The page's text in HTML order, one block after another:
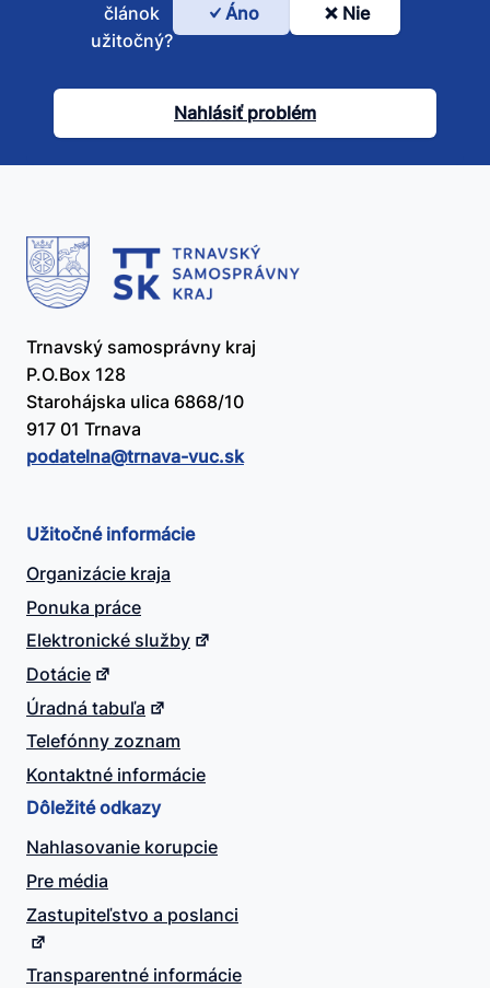
Bol
článok
užitočný?
článok
užitočný?
Áno Nie
Nahlásiť problém
Trnavský samosprávny kraj
P.O.Box 128
Starohájska ulica 6868/10
917 01 Trnava
podatelna@​trnava-vuc.sk
Užitočné informácie
Organizácie kraja
Ponuka práce
Elektronické služby
Dotácie
Úradná tabuľa
Telefónny zoznam
Kontaktné informácie
Dôležité odkazy
Nahlasovanie korupcie
Pre média
Zastupiteľstvo a poslanci
Transparentné informácie